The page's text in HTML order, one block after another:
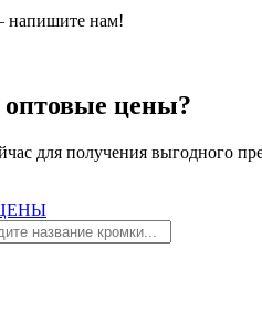
напишите нам!
оптовые цены?
для получения выгодного